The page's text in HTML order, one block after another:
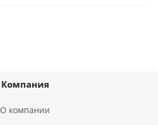
Компания
О компании